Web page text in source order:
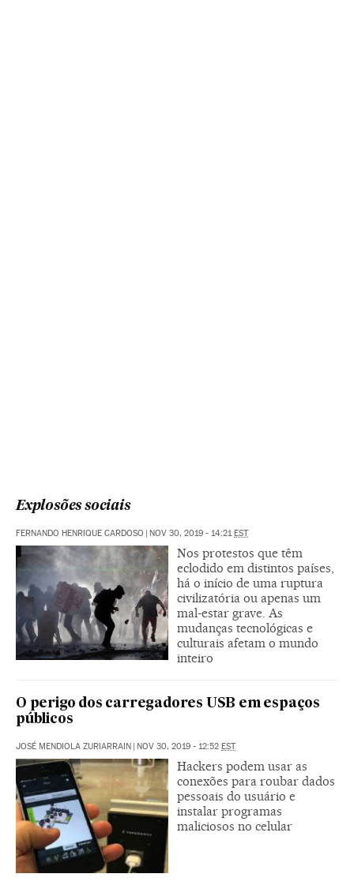
Explosões sociais
FERNANDO HENRIQUE CARDOSO NOV 30, 2019 - 14:21 EST
Nos protestos que têm
eclodido em distintos países,
há o início de uma ruptura
civilizatória ou apenas um
mal-estar grave. As
mudanças tecnológicas e
culturais afetam o mundo
inteiro
O perigo dos carregadores USB em espaços
públicos
JOSÉ MENDIOLA ZURIARRAIN NOV 30, 2019 - 12:52 EST
Hackers podem usar as
conexões para roubar dados
pessoais do usuário e
instalar programas
maliciosos no celular